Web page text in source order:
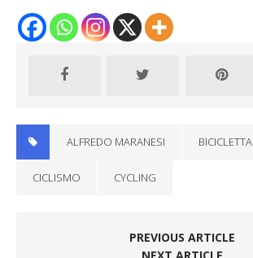
ALFREDO MARANESI BICICLETTA
CICLISMO CYCLING
PREVIOUS ARTICLE